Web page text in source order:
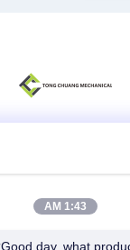
اتصال سريع
1:43 AM
Good day, what